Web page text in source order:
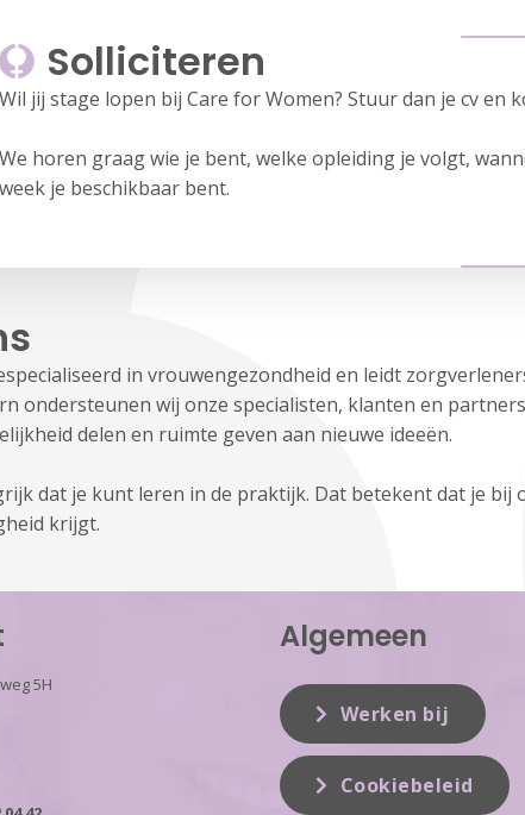
Solliciteren
Wil jij stage lopen bij Care for Women? Stuur dan je cv
We horen graag wie je bent, welke opleiding je volgt,
week je beschikbaar bent.
in vrouwengezondheid en leidt
ondersteunen wij onze specialisten, klanten en
delen en ruimte geven aan nieuwe ideeën.
dat je kunt leren in de praktijk. Dat betekent dat je
krijgt.
5H
Algemeen
Werken bij
Cookiebeleid